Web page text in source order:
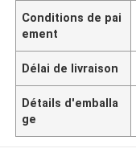
Conditions de pai
ement
Délai de livraison
Détails d'emballa
ge